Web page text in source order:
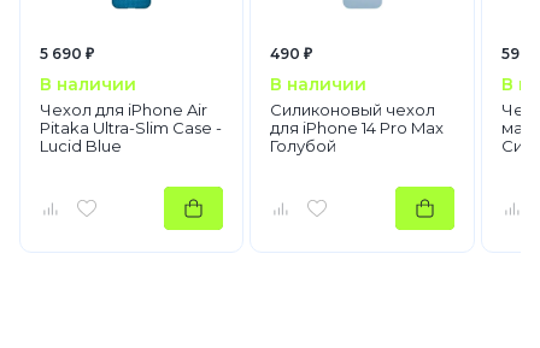
5 690 ₽
В наличии
Чехол для iPhone Air
Pitaka Ultra-Slim Case -
Lucid Blue
490 ₽
В наличии
Силиконовый чехол
для iPhone 14 Pro Max
Голубой
590
В